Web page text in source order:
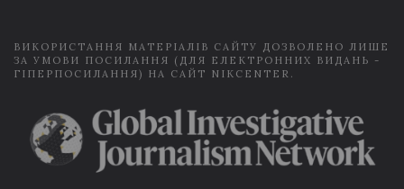
ВИКОРИСТАННЯ МАТЕРІАЛІВ САЙТУ ДОЗВОЛЕНО ЛИШЕ
ЗА УМОВИ ПОСИЛАННЯ (ДЛЯ ЕЛЕКТРОННИХ ВИДАНЬ -
ГІПЕРПОСИЛАННЯ) НА САЙТ NIKCENTER.